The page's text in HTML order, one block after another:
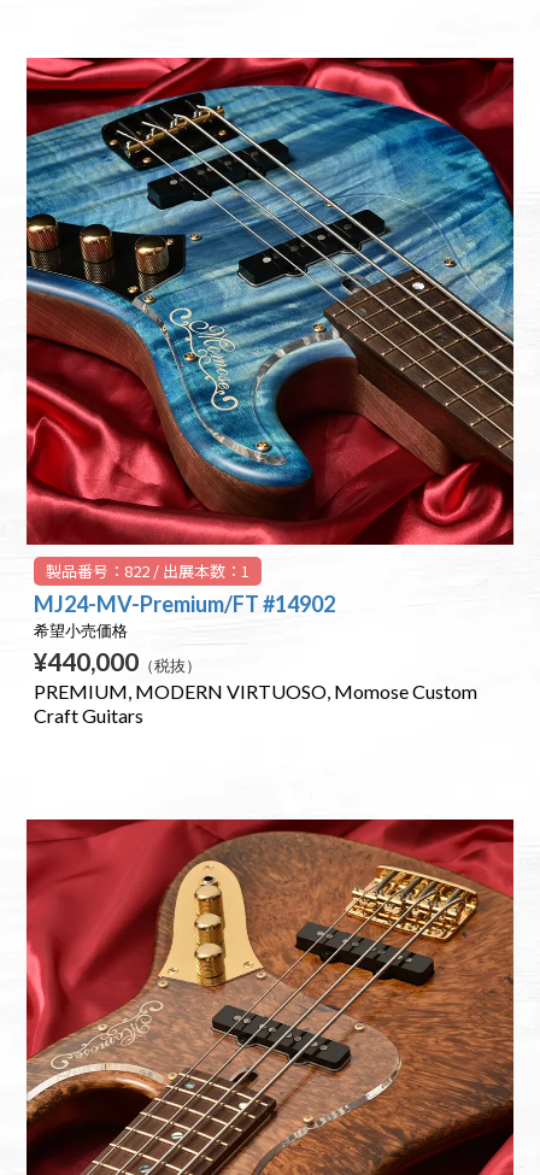
製品番号：822 / 出展本数：1
MJ24-MV-Premium/FT #14902
希望小売価格
¥440,000 （税抜）
PREMIUM MODERN VIRTUOSO Momose Custom
Craft Guitars